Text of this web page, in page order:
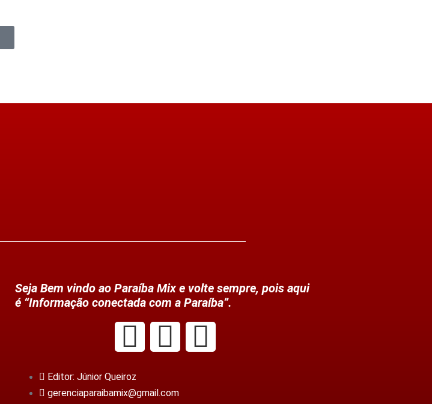
Seja Bem vindo ao Paraíba Mix e volte sempre, pois aqui
é “Informação conectada com a Paraíba”.
Editor: Júnior Queiroz
gerenciaparaibamix@gmail.com